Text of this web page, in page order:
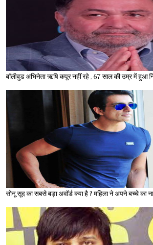
बॉलीवुड अभिनेता ऋषि कपूर नहीं रहे , 67 साल की उम्र में हुआ
सोनू सूद का सबसे बड़ा अवॉर्ड क्या है ? महिला ने